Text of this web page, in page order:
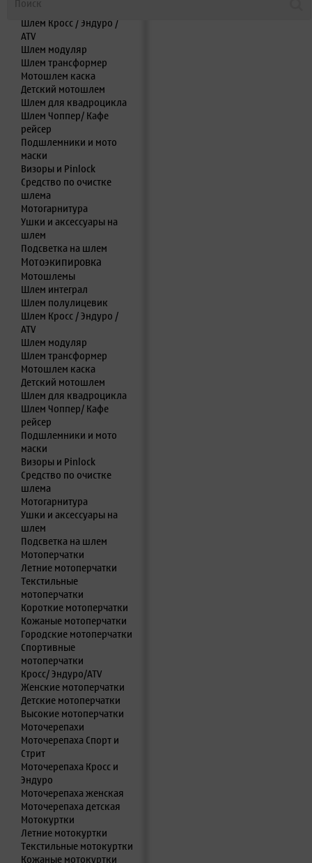
Шлем полулицевик
Шлем Кросс / Эндуро /
ATV
Шлем модуляр
Шлем трансформер
Мотошлем каска
Детский мотошлем
Шлем для квадроцикла
Шлем Чоппер/ Кафе
рейсер
Подшлемники и мото
маски
Визоры и Pinlock
Средство по очистке
шлема
Мотогарнитура
Ушки и аксессуары на
шлем
Подсветка на шлем
Мотоэкипировка
Мотошлемы
Шлем интеграл
Шлем полулицевик
Шлем Кросс / Эндуро /
ATV
Шлем модуляр
Шлем трансформер
Мотошлем каска
Детский мотошлем
Шлем для квадроцикла
Шлем Чоппер/ Кафе
рейсер
Подшлемники и мото
маски
Визоры и Pinlock
Средство по очистке
шлема
Мотогарнитура
Ушки и аксессуары на
шлем
Подсветка на шлем
Мотоперчатки
Летние мотоперчатки
Текстильные
мотоперчатки
Короткие мотоперчатки
Кожаные мотоперчатки
Городские мотоперчатки
Спортивные
мотоперчатки
Кросс/ Эндуро/ATV
Женские мотоперчатки
Детские мотоперчатки
Высокие мотоперчатки
Моточерепахи
Моточерепаха Спорт и
Стрит
Моточерепаха Кросс и
Эндуро
Моточерепаха женская
Моточерепаха детская
Мотокуртки
Летние мотокуртки
Текстильные мотокуртки